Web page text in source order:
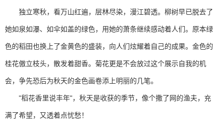
独立寒秋，看万山红遍，层林尽染，漫江碧透。柳树早已脱去了
她如泉如瀑、如伞如盖的绿色，用她的萧条继续感动着人们。原本绿
色的稻田也换上了金黄色的盛装，向人们炫耀着自己的成果。金色的
桂花傲立枝头，散发着甜香。菊花更是不会放过这个展示自我的机
会，争先恐后为秋天的金色画卷添上明丽的几笔。
"稻花香里说丰年"，秋天是收获的季节，像个撒了网的渔夫，充
满了希望，又透着点忧愁！